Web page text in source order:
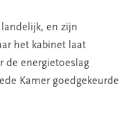
en zijn
het kabinet laat
de energietoeslag
Kamer goedgekeurde